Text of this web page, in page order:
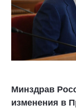
Минздрав
изменения в